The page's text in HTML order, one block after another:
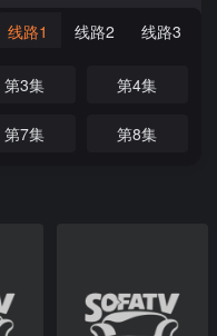
线路1 线路2 线路3
第3集 第4集
第7集 第8集